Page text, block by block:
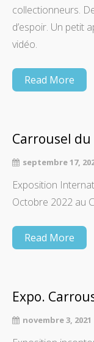
collectionneurs.
d’espoir. Un petit
vidéo.
Read More
Carrousel du
septembre 17,
Exposition
Octobre 2022 au
Read More
Expo.
novembre 3, 2021